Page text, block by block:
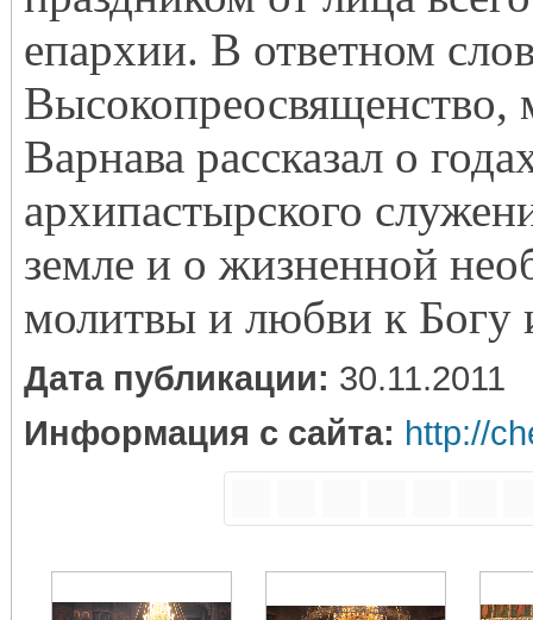
епархии. В ответном
Высокопреосвященство,
Варнава рассказал о
архипастырского
земле и о жизненной
молитвы и любви к
Дата публикации: 30.11.2011
Информация с сайта: http://